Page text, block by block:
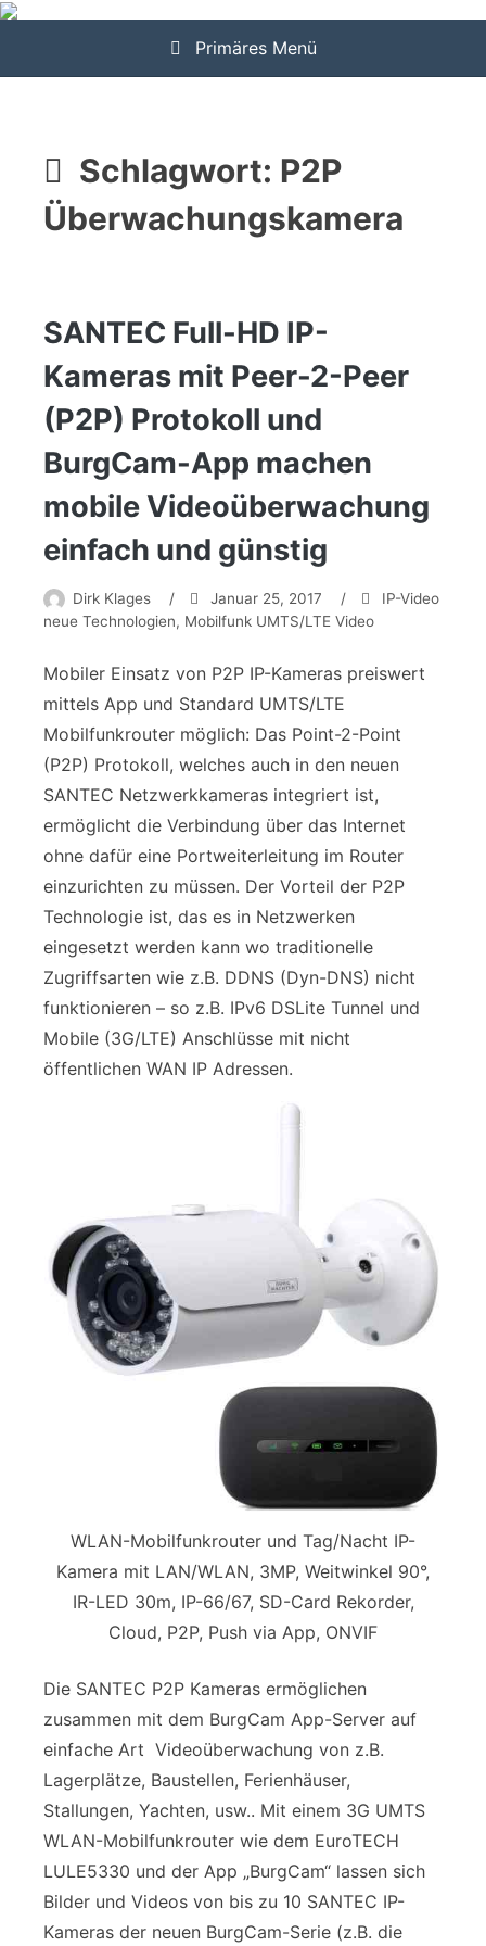
Zum
Primäres Menü
Schlagwort: P2P
Überwachungskamera
SANTEC Full-HD IP-
Kameras mit Peer-2-Peer
(P2P) Protokoll und
BurgCam-App machen
mobile Videoüberwachung
einfach und günstig
Dirk Klages / Januar 25, 2017 /
IP-Video
neue Technologien, Mobilfunk UMTS/LTE Video
Mobiler Einsatz von P2P IP-Kameras preiswert
mittels App und Standard UMTS/LTE
Mobilfunkrouter möglich: Das Point-2-Point
(P2P) Protokoll, welches auch in den neuen
SANTEC Netzwerkkameras integriert ist,
ermöglicht die Verbindung über das Internet
ohne dafür eine Portweiterleitung im Router
einzurichten zu müssen. Der Vorteil der P2P
Technologie ist, das es in Netzwerken
eingesetzt werden kann wo traditionelle
Zugriffsarten wie z.B. DDNS (Dyn-DNS) nicht
funktionieren – so z.B. IPv6 DSLite Tunnel und
Mobile (3G/LTE) Anschlüsse mit nicht
öffentlichen WAN IP Adressen.
WLAN-Mobilfunkrouter und Tag/Nacht IP-
Kamera mit LAN/WLAN, 3MP, Weitwinkel 90°,
IR-LED 30m, IP-66/67, SD-Card Rekorder,
Cloud, P2P, Push via App, ONVIF
Die SANTEC P2P Kameras ermöglichen
zusammen mit dem BurgCam App-Server auf
einfache Art Videoüberwachung von z.B.
Lagerplätze, Baustellen, Ferienhäuser,
Stallungen, Yachten, usw.. Mit einem 3G UMTS
WLAN-Mobilfunkrouter wie dem EuroTECH
LULE5330 und der App „BurgCam“ lassen sich
Bilder und Videos von bis zu 10 SANTEC IP-
Kameras der neuen BurgCam-Serie (z.B. die